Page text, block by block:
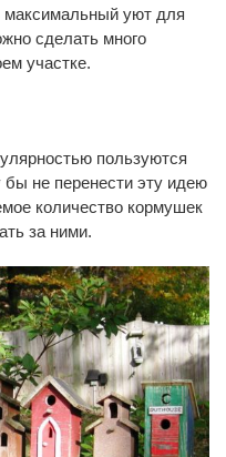
максимальный уют для
сделать много
участке.
пользуются
бы не перенести эту идею
количество кормушек
за ними.